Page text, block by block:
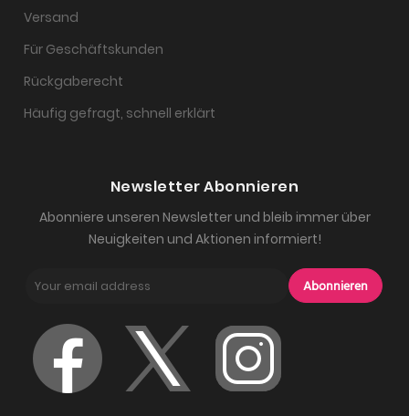
Versand
Für Geschäftskunden
Rückgaberecht
Häufig gefragt, schnell erklärt
Newsletter Abonnieren
Abonniere unseren Newsletter und bleib immer über
Neuigkeiten und Aktionen informiert!
Abonnieren